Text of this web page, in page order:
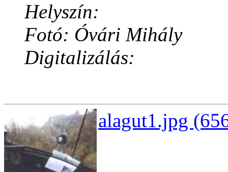
Helyszín:
Fotó: Óvári Mihály
Digitalizálás:
alagut1.jpg